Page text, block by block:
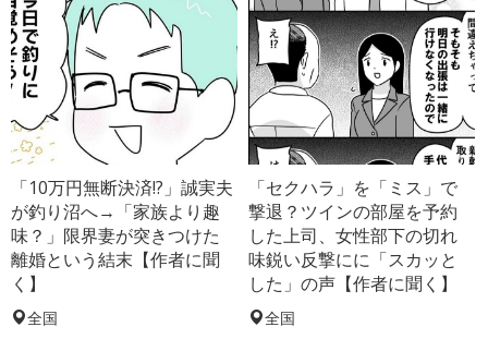
「10万円無断決済!?」誠実夫
が釣り沼へ→「家族より趣
味？」限界妻が突きつけた
離婚という結末【作者に聞
く】
全国
「セクハラ」を「ミス」で
撃退？ツインの部屋を予約
した上司、女性部下の切れ
味鋭い反撃にに「スカッと
した」の声【作者に聞く】
全国